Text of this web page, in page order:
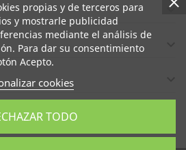

propias y de terceros para
y mostrarle publicidad
mediante el análisis de
Para dar su consentimiento
Acepto.
cookies
TODO